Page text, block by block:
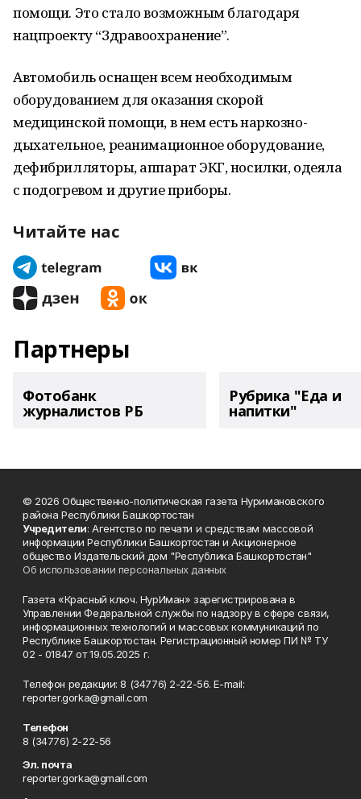
помощи. Это стало возможным благодаря
нацпроекту “Здравоохранение”.
Автомобиль оснащен всем необходимым
оборудованием для оказания скорой
медицинской помощи, в нем есть наркозно-
дыхательное, реанимационное оборудование,
дефибрилляторы, аппарат ЭКГ, носилки, одеяла
с подогревом и другие приборы.
Читайте нас
Партнеры
Фотобанк
журналистов РБ
Рубрика "Еда и
напитки"
© 2026 Общественно-политическая газета Нуримановского
района Республики Башкортостан
Учредители: Агентство по печати и средствам массовой
информации Республики Башкортостан и Акционерное
общество Издательский дом "Республика Башкортостан"
Об использовании персональных данных
Газета «Красный ключ. НурИман» зарегистрирована в
Управлении Федеральной службы по надзору в сфере связи,
информационных технологий и массовых коммуникаций по
Республике Башкортостан. Регистрационный номер ПИ № ТУ
02 - 01847 от 19.05.2025 г.
Телефон редакции: 8 (34776) 2-22-56. E-mail:
reporter.gorka@gmail.com
Телефон
8 (34776) 2-22-56
Эл. почта
reporter.gorka@gmail.com